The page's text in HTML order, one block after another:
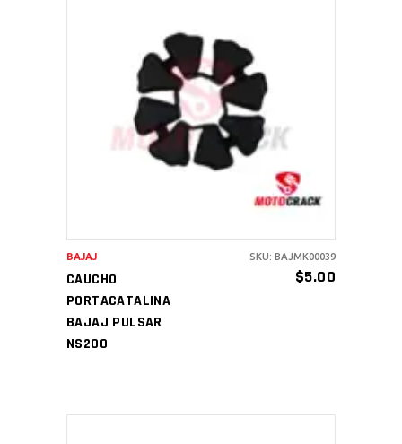
AÑADIR AL CARRITO
CAUCHO
PORTACATALINA
BAJAJ PULSAR
NS200
$5.00
BAJAJ SKU: BAJMK00039